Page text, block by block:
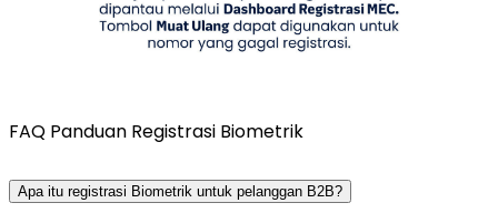
FAQ Panduan Registrasi Biometrik
Apa itu registrasi Biometrik untuk pelanggan B2B?